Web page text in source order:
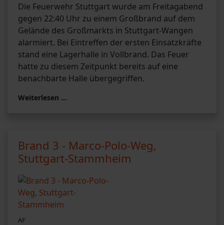
Die Feuerwehr Stuttgart wurde am Freitagabend
gegen 22:40 Uhr zu einem Großbrand auf dem
Gelände des Großmarkts in Stuttgart-Wangen
alarmiert. Bei Eintreffen der ersten Einsatzkräfte
stand eine Lagerhalle in Vollbrand. Das Feuer
hatte zu diesem Zeitpunkt bereits auf eine
benachbarte Halle übergegriffen.
Weiterlesen …
Brand 3 - Marco-Polo-Weg,
Stuttgart-Stammheim
AF